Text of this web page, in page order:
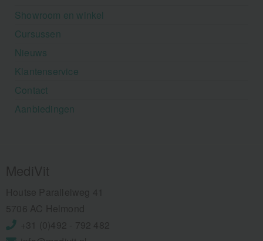
Showroom en winkel
Cursussen
Nieuws
Klantenservice
Contact
Aanbiedingen